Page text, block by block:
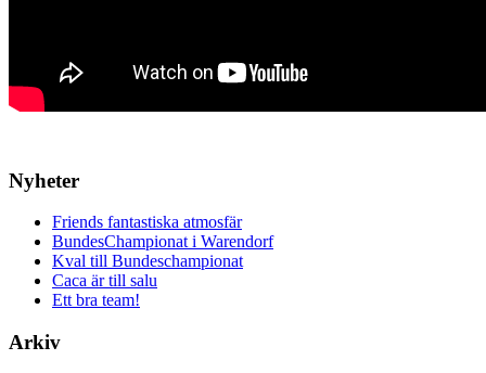
Nyheter
Friends fantastiska atmosfär
BundesChampionat i Warendorf
Kval till Bundeschampionat
Caca är till salu
Ett bra team!
Arkiv